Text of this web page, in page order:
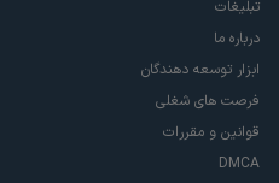
تبلیغات
درباره ما
ابزار توسعه دهندگان
فرصت های شغلی
قوانین و مقررات
DMCA